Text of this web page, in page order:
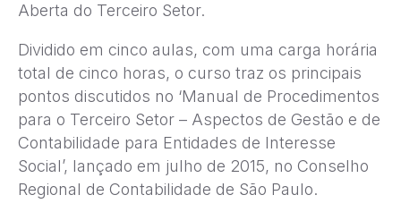
Aberta do Terceiro Setor.
Dividido em cinco aulas, com uma carga horária
total de cinco horas, o curso traz os principais
pontos discutidos no ‘Manual de Procedimentos
para o Terceiro Setor – Aspectos de Gestão e de
Contabilidade para Entidades de Interesse
Social’, lançado em julho de 2015, no Conselho
Regional de Contabilidade de São Paulo.